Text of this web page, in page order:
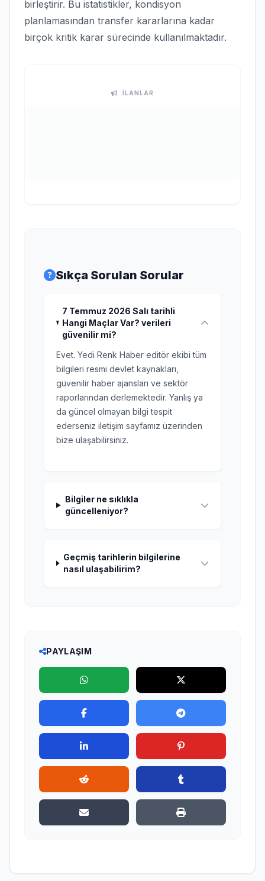
birleştirir. Bu istatistikler, kondisyon
planlamasından transfer kararlarına kadar
birçok kritik karar sürecinde kullanılmaktadır.
İLANLAR
Sıkça Sorulan Sorular
7 Temmuz 2026 Salı tarihli
Hangi Maçlar Var? verileri
güvenilir mi?
Evet. Yedi Renk Haber editör ekibi tüm
bilgileri resmi devlet kaynakları,
güvenilir haber ajansları ve sektör
raporlarından derlemektedir. Yanlış ya
da güncel olmayan bilgi tespit
ederseniz iletişim sayfamız üzerinden
bize ulaşabilirsiniz.
Bilgiler ne sıklıkla
güncelleniyor?
Geçmiş tarihlerin bilgilerine
nasıl ulaşabilirim?
PAYLAŞIM